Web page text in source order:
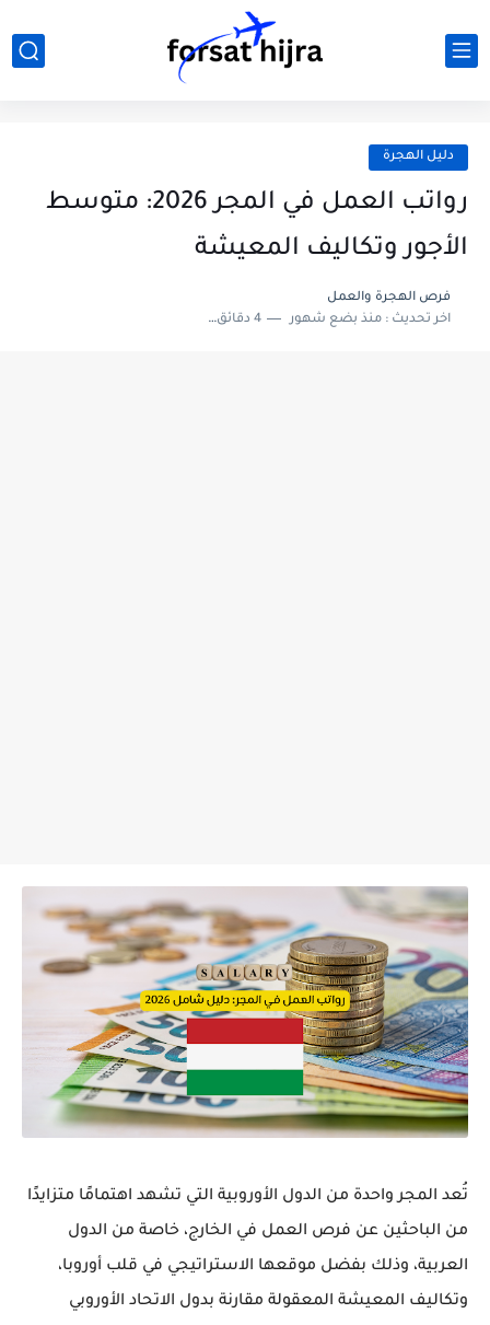
دليل الهجرة
رواتب العمل في المجر 2026: متوسط
الأجور وتكاليف المعيشة
فرص الهجرة والعمل
اخر تحديث :منذ بضع شهور 4 دقائق للقراءة
تُعد المجر واحدة من الدول الأوروبية التي تشهد اهتمامًا متزايدًا
من الباحثين عن فرص العمل في الخارج، خاصة من الدول
العربية، وذلك بفضل موقعها الاستراتيجي في قلب أوروبا،
وتكاليف المعيشة المعقولة مقارنة بدول الاتحاد الأوروبي